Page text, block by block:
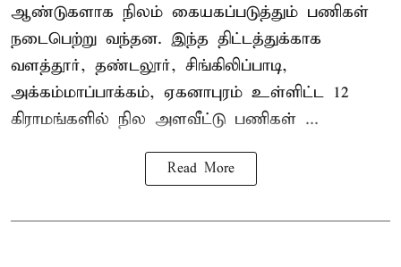
ஆண்டுகளாக நிலம் கையகப்படுத்தும் பணிகள்
நடைபெற்று வந்தன. இந்த திட்டத்துக்காக
வளத்தூர், தண்டலூர், சிங்கிலிப்பாடி,
அக்கம்மாப்பாக்கம், ஏகனாபுரம் உள்ளிட்ட 12
கிராமங்களில் நில அளவீட்டு பணிகள் ...
Read More